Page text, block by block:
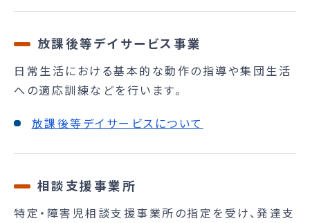
放課後等デイサービス事業
日常生活における基本的な動作の指導や集団生活
への適応訓練などを行います。
放課後等デイサービスについて
相談支援事業所
特定・障害児相談支援事業所の指定を受け、発達支